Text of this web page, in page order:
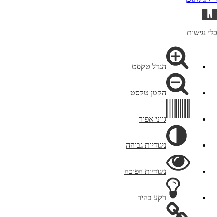
פתח
סרגל
נגישות
כלי נגישות
הגדל טקסט
הקטן טקסט
גווני אפור
ניגודיות גבוהה
ניגודיות הפוכה
רקע בהיר